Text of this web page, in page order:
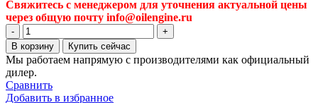
Свяжитесь с менеджером для уточнения актуальной цены
через общую почту info@oilengine.ru
Количество
товара
Масло
для
двигателя
Castrol
В корзину Купить сейчас
Мы работаем напрямую с производителями как официальный
дилер.
Сравнить
Добавить в избранное